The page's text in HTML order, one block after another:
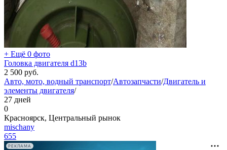
+ Ещё 0 фото
Головка двигателя d13b
2 500 руб.
Авто, мото, водный транспорт/Автозапчасти/Двигатель и
элементы двигателя/
27 дней
0
Красноярск, Центральный рынок
mischany
655
РЕКЛАМА